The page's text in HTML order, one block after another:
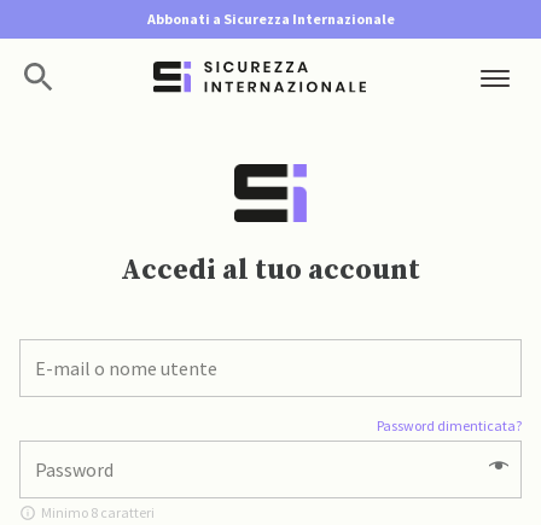
Abbonati a Sicurezza Internazionale
Accedi al tuo account
Password dimenticata?
Minimo 8 caratteri